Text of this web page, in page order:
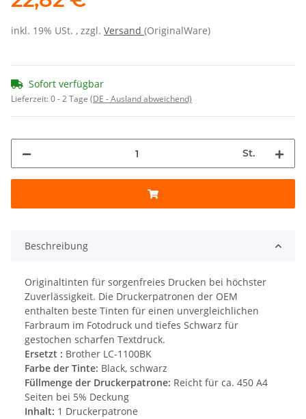
inkl. 19% USt. , zzgl. Versand (OriginalWare)
Sofort verfügbar
Lieferzeit:0 - 2 Tage (DE - Ausland abweichend)
St.
Beschreibung
Originaltinten für sorgenfreies Drucken bei höchster
Zuverlässigkeit. Die Druckerpatronen der OEM
enthalten beste Tinten für einen unvergleichlichen
Farbraum im Fotodruck und tiefes Schwarz für
gestochen scharfen Textdruck.
Ersetzt : Brother LC-1100BK
Farbe der Tinte: Black, schwarz
Füllmenge der Druckerpatrone: Reicht für ca. 450 A4
Seiten bei 5% Deckung
Inhalt: 1 Druckerpatrone